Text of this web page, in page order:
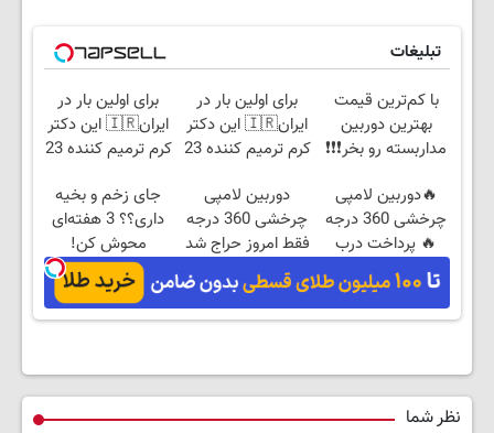
تبلیغات
با کم‌ترین قیمت
بهترین دوربین
مداربسته رو بخر❗❗❗
برای اولین بار در
ایران🇮🇷 این دکتر
کرم ترمیم کننده 23
برای اولین بار در
ایران🇮🇷 این دکتر
کرم ترمیم کننده 23
🔥دوربین لامپی
چرخشی 360 درجه
🔥 پرداخت درب
منزل + گارانتی
تعویض
دوربین لامپی
چرخشی 360 درجه
فقط امروز حراج شد
🔥 پرداخت درب
منزل
جای زخم و بخیه
داری؟؟ 3 هفته‌ای
محوش کن!
نظر شما